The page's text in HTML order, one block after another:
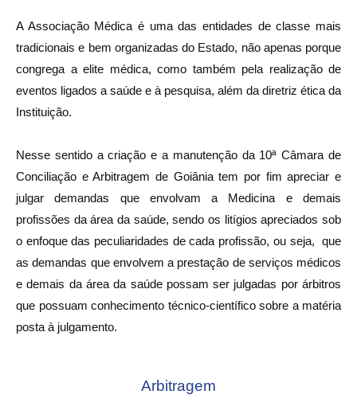
A Associação Médica é uma das entidades de classe mais
tradicionais e bem organizadas do Estado, não apenas porque
congrega a elite médica, como também pela realização de
eventos ligados a saúde e à pesquisa, além da diretriz ética da
Instituição.
Nesse sentido a criação e a manutenção da 10ª Câmara de
Conciliação e Arbitragem de Goiânia tem por fim apreciar e
julgar demandas que envolvam a Medicina e demais
profissões da área da saúde, sendo os litígios apreciados sob
o enfoque das peculiaridades de cada profissão, ou seja, que
as demandas que envolvem a prestação de serviços médicos
e demais da área da saúde possam ser julgadas por árbitros
que possuam conhecimento técnico-científico sobre a matéria
posta à julgamento.
Arbitragem